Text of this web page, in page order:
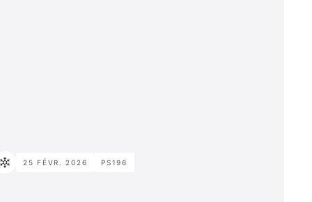
25 FÉVR. 2026 PS196